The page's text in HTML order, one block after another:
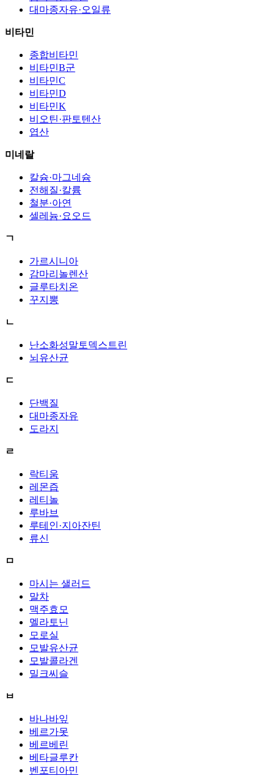
대마종자유·오일류
비타민
종합비타민
비타민B군
비타민C
비타민D
비타민K
비오틴·판토텐산
엽산
미네랄
칼슘·마그네슘
전해질·칼륨
철분·아연
셀레늄·요오드
ㄱ
가르시니아
감마리놀렌산
글루타치온
꾸지뽕
ㄴ
난소화성말토덱스트린
뇌유산균
ㄷ
단백질
대마종자유
도라지
ㄹ
락티움
레몬즙
레티놀
루바브
루테인·지아잔틴
류신
ㅁ
마시는 샐러드
말차
맥주효모
멜라토닌
모로실
모발유산균
모발콜라겐
밀크씨슬
ㅂ
바나바잎
베르가못
베르베린
베타글루칸
벤포티아민